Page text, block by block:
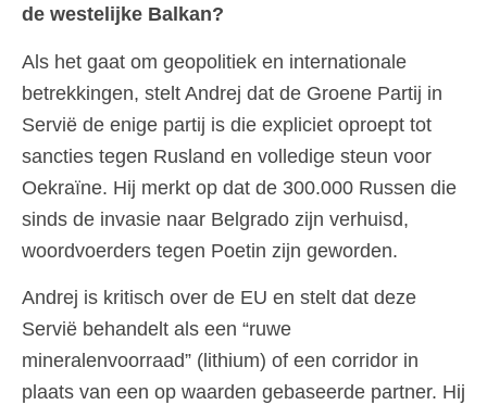
de westelijke Balkan?
Als het gaat om geopolitiek en internationale
betrekkingen, stelt Andrej dat de Groene Partij in
Servië de enige partij is die expliciet oproept tot
sancties tegen Rusland en volledige steun voor
Oekraïne. Hij merkt op dat de 300.000 Russen die
sinds de invasie naar Belgrado zijn verhuisd,
woordvoerders tegen Poetin zijn geworden.
Andrej is kritisch over de EU en stelt dat deze
Servië behandelt als een “ruwe
mineralenvoorraad” (lithium) of een corridor in
plaats van een op waarden gebaseerde partner. Hij